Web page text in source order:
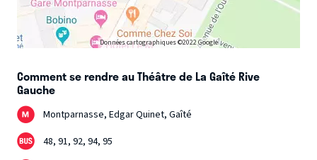
Données cartographiques ©2022 Google
Comment se rendre au Théâtre de La Gaîté Rive
Gauche
Montparnasse, Edgar Quinet, Gaîté
48, 91, 92, 94, 95